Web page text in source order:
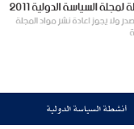
أنشطة السياسة الدولية